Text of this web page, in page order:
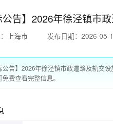
公告】2026年徐泾镇市
上海市 发布日期：2026-05-
公告】2026年徐泾镇市政道路及轨交
免费查看完整信息。